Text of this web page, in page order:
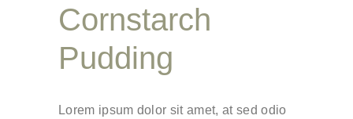
Cornstarch
Pudding
Lorem ipsum dolor sit amet, at sed odio